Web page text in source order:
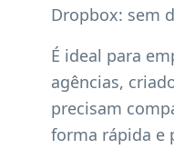
Dropbox: sem
É ideal para
agências,
precisam
forma rápida e